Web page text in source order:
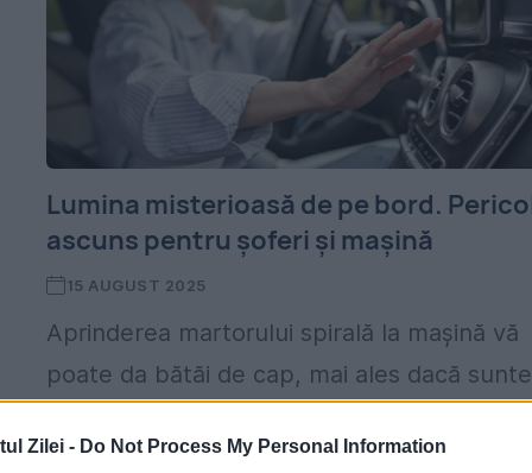
Zilei - Do Not Process My Personal Information
Lumina misterioasă de pe bord.
ascuns pentru șoferi și mașină
15 AUGUST 2025
Aprinderea martorului spirală la mașină vă
poate da bătăi de cap, mai ales dacă
sunt mai multe explicații pentru acest